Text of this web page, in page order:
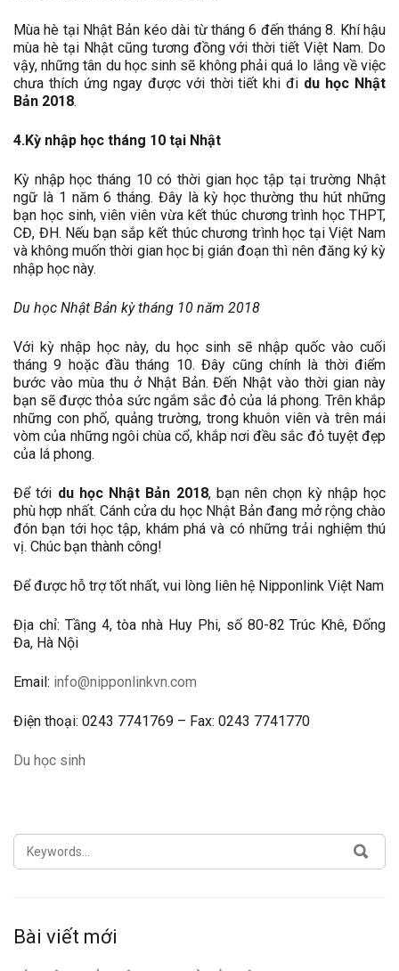
Mùa hè tại Nhật Bản kéo dài từ tháng 6 đến tháng 8. Khí hậu
mùa hè tại Nhật cũng tương đồng với thời tiết Việt Nam. Do
vậy, những tân du học sinh sẽ không phải quá lo lắng về việc
chưa thích ứng ngay được với thời tiết khi đi du học Nhật
Bản 2018.
4.Kỳ nhập học tháng 10 tại Nhật
Kỳ nhập học tháng 10 có thời gian học tập tại trường Nhật
ngữ là 1 năm 6 tháng. Đây là kỳ học thường thu hút những
bạn học sinh, viên viên vừa kết thúc chương trình học THPT,
CĐ, ĐH. Nếu bạn sắp kết thúc chương trình học tại Việt Nam
và không muốn thời gian học bị gián đoạn thì nên đăng ký kỳ
nhập học này.
Du học Nhật Bản kỳ tháng 10 năm 2018
Với kỳ nhập học này, du học sinh sẽ nhập quốc vào cuối
tháng 9 hoặc đầu tháng 10. Đây cũng chính là thời điểm
bước vào mùa thu ở Nhật Bản. Đến Nhật vào thời gian này
bạn sẽ được thỏa sức ngắm sắc đỏ của lá phong. Trên khắp
những con phố, quảng trường, trong khuôn viên và trên mái
vòm của những ngôi chùa cổ, khắp nơi đều sắc đỏ tuyệt đẹp
của lá phong.
Để tới du học Nhật Bản 2018, bạn nên chọn kỳ nhập học
phù hợp nhất. Cánh cửa du học Nhật Bản đang mở rộng chào
đón bạn tới học tập, khám phá và có những trải nghiệm thú
vị. Chúc bạn thành công!
Để được hỗ trợ tốt nhất, vui lòng liên hệ Nipponlink Việt Nam
Địa chỉ: Tầng 4, tòa nhà Huy Phi, số 80-82 Trúc Khê, Đống
Đa, Hà Nội
Email: info@nipponlinkvn.com
Điện thoại: 0243 7741769 – Fax: 0243 7741770
Du học sinh
SEARCH
FOR:
Bài viết mới